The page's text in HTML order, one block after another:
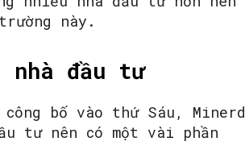
này.
nhà đầu tư
bố vào thứ Sáu, Minerd
tư nên có một vài phần